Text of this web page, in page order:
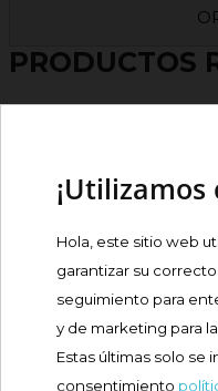
PRODUCTOS
¡Utilizamos
Hola, este sitio web
garantizar su
seguimiento para
y de marketing para
Estas últimas solo se
consentimiento